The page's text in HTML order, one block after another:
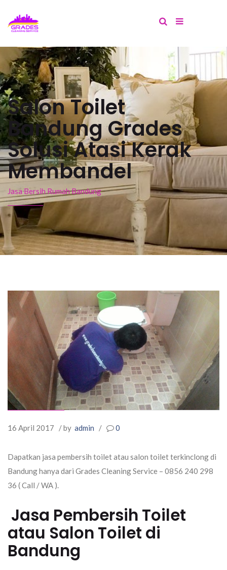
Salon Toilet
Bandung Grades
Solusi Atasi Kerak
Membandel
Jasa Bersih Rumah Bandung
16 April 2017 / by admin / 0
Dapatkan jasa pembersih toilet atau salon toilet terkinclong di
Bandung hanya dari Grades Cleaning Service – 0856 240 298
36 ( Call / WA ).
Jasa Pembersih Toilet
atau Salon Toilet di
Bandung